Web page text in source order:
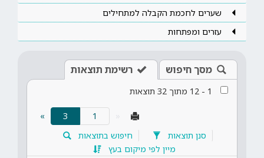
שערים לחכמת הקבלה למתחילים
עזרים ומפתחות
מסך חיפוש רשימת תוצאות
1
-
12 מתוך 32 תוצאות
3
(current)
»
סנן תוצאות
חיפוש בתוצאות
מיין לפי מיקום בעץ